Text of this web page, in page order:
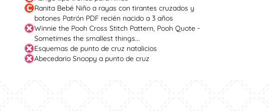
Ranita Bebé Niño a rayas con tirantes cruzados y
botones Patrón PDF recién nacido a 3 años
Winnie the Pooh Cross Stitch Pattern, Pooh Quote -
Sometimes the smallest things...
Esquemas de punto de cruz natalicios
Abecedario Snoopy a punto de cruz